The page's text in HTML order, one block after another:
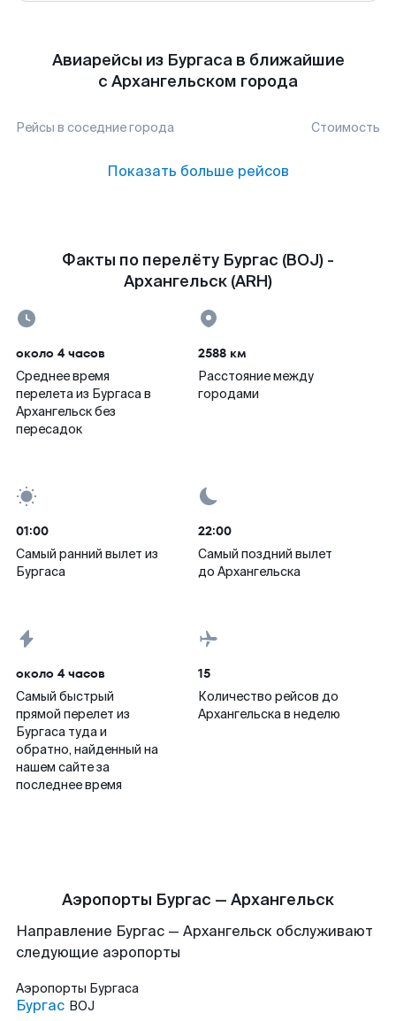
Авиарейсы из Бургаса в ближайшие
с Архангельском города
Рейсы в соседние города Стоимость
Показать больше рейсов
Факты по перелёту Бургас (BOJ) -
Архангельск (ARH)
около 4 часов
Среднее время
перелета из Бургаса в
Архангельск без
пересадок
2588 км
Расстояние между
городами
01:00
Самый ранний вылет из
Бургаса
22:00
Самый поздний вылет
до Архангельска
около 4 часов
Самый быстрый
прямой перелет из
Бургаса туда и
обратно, найденный на
нашем сайте за
последнее время
15
Количество рейсов до
Архангельска в неделю
Аэропорты Бургас — Архангельск
Направление Бургас — Архангельск обслуживают
следующие аэропорты
Аэропорты Бургаса
Бургас BOJ